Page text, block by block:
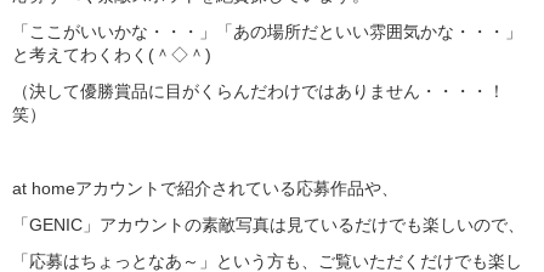
「ここがいいかな・・・」「あの場所だといい雰囲気かな・・・」
と考えてわくわく(＾◇＾)
（決して優勝賞品に目がくらんだわけではありません・・・・！
笑）
at homeアカウントで紹介されている応募作品や、
「GENIC」アカウントの素敵写真は見ているだけでも楽しいので、
「応募はちょっとなあ～」という方も、ご覧いただくだけでも楽し